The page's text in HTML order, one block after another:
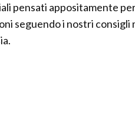
pensati appositamente
seguendo i nostri consigli